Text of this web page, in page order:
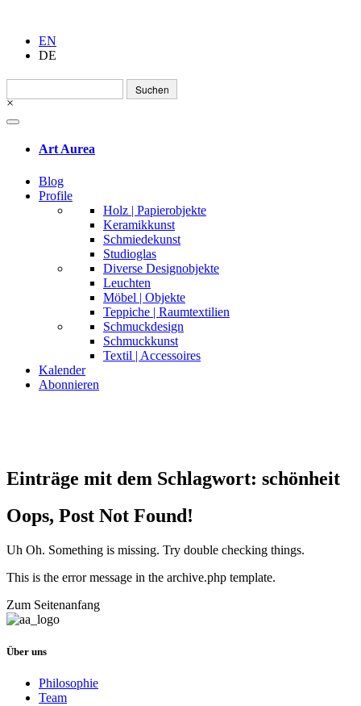
EN
DE
Suchen
nach:
×
Art Aurea
Blog
Profile
Holz | Papierobjekte
Keramikkunst
Schmiedekunst
Studioglas
Diverse Designobjekte
Leuchten
Möbel | Objekte
Teppiche | Raumtextilien
Schmuckdesign
Schmuckkunst
Textil | Accessoires
Kalender
Abonnieren
Einträge mit dem Schlagwort: schönheit
Oops, Post Not Found!
Uh Oh. Something is missing. Try double checking things.
This is the error message in the archive.php template.
Zum Seitenanfang
Über uns
Philosophie
Team